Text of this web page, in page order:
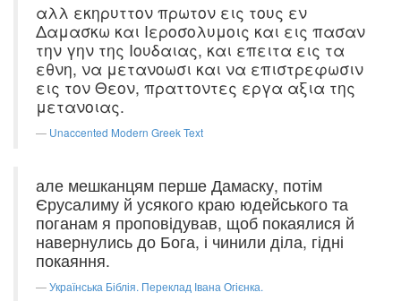
αλλ εκηρυττον πρωτον εις τους εν
Δαμασκω και Ιεροσολυμοις και εις πασαν
την γην της Ιουδαιας, και επειτα εις τα
εθνη, να μετανοωσι και να επιστρεφωσιν
εις τον Θεον, πραττοντες εργα αξια της
μετανοιας.
Unaccented Modern Greek Text
але мешканцям перше Дамаску, потім
Єрусалиму й усякого краю юдейського та
поганам я проповідував, щоб покаялися й
навернулись до Бога, і чинили діла, гідні
покаяння.
Українська Біблія. Переклад Івана Огієнка.